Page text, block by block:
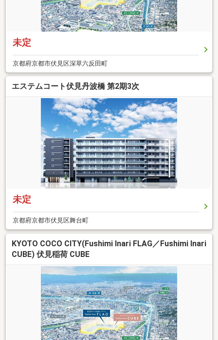
未定
京都府京都市伏見区深草六反田町
エステムコート伏見丹波橋 第2期3次
未定
京都府京都市伏見区舞台町
KYOTO COCO CITY(Fushimi Inari FLAG／Fushimi Inari
CUBE) 伏見稲荷 CUBE